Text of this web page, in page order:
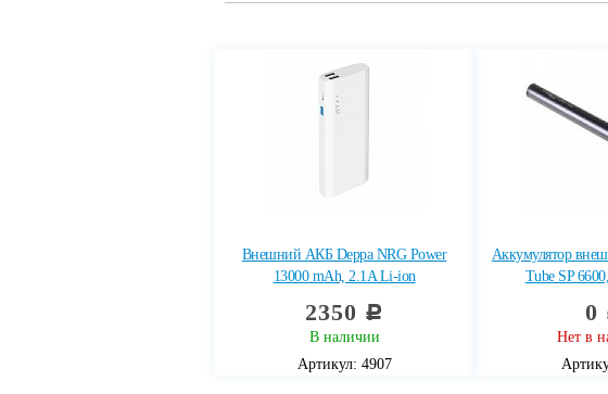
Внешний АКБ Deppa NRG Power
13000 mAh, 2.1A Li-ion
2350 c
В наличии
Артикул: 4907
Аккумулятор
Tube SP
0
Нет в